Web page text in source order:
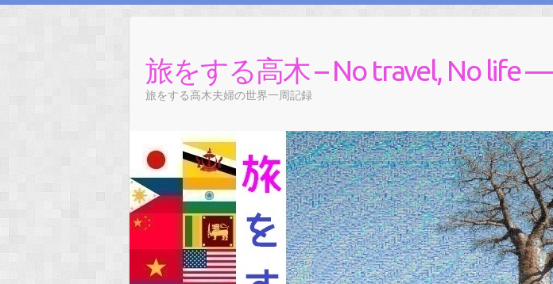
旅をする高木 – No travel, No life —
旅をする高木夫婦の世界一周記録